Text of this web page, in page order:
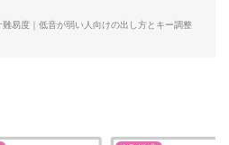
易度｜低音が弱い人向けの出し方とキー調整